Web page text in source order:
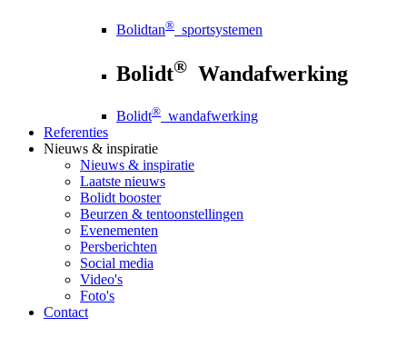
Bolidtan® sportsystemen
Bolidt® Wandafwerking
Bolidt® wandafwerking
Referenties
Nieuws & inspiratie
Nieuws & inspiratie
Laatste nieuws
Bolidt booster
Beurzen & tentoonstellingen
Evenementen
Persberichten
Social media
Video's
Foto's
Contact